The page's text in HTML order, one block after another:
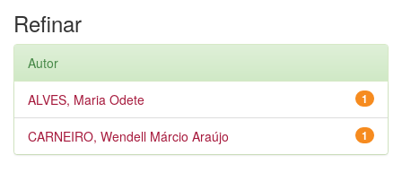
Refinar
Autor
1
ALVES, Maria Odete
1
CARNEIRO, Wendell Márcio Araújo